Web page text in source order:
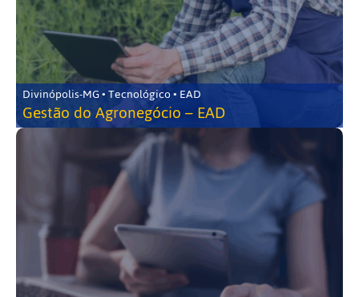
Divinópolis-MG • Tecnológico • EAD
Gestão do Agronegócio – EAD